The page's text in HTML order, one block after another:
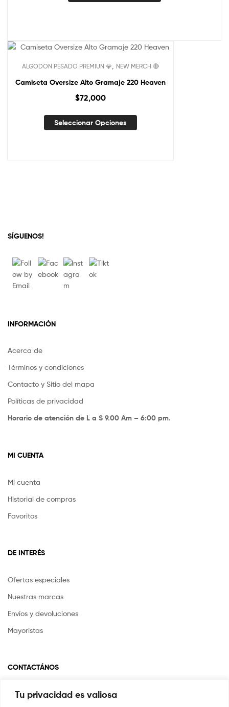
Tu privacidad es valiosa
ALGODON PESADO PREMIUN 💎 NEW MERCH 🔴
Camiseta Oversize Alto Gramaje 220 Heaven
$72,000
Seleccionar Opciones
SÍGUENOS!
INFORMACIÓN
Acerca de
Términos y condiciones
Contacto y Sitio del mapa
Políticas de privacidad
Horario de atención de L a S 9.00 Am – 6:00 pm.
MI CUENTA
Mi cuenta
Historial de compras
Favoritos
DE INTERÉS
Ofertas especiales
Nuestras marcas
Envíos y devoluciones
Mayoristas
CONTACTÁNOS
Si tienes alguna pregunta o inquietud escríbenos a